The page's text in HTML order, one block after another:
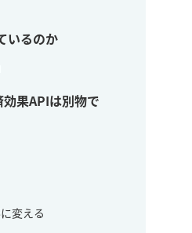
いるのか
果APIは別物で
変える